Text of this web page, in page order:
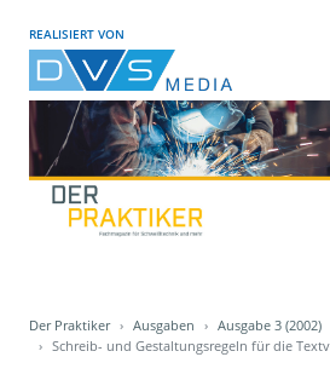
REALISIERT VON
Der Praktiker Ausgaben
Ausgabe 3 (2002)
Schreib- und Gestaltungsregeln für die